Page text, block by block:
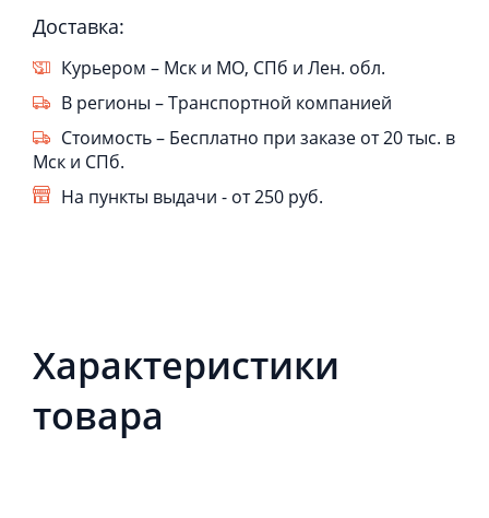
Доставка:
Курьером – Мск и МО, СПб и Лен. обл.
В регионы – Транспортной компанией
Стоимость – Бесплатно при заказе от 20 тыс. в
Мск и СПб.
На пункты выдачи - от 250 руб.
Характеристики
товара